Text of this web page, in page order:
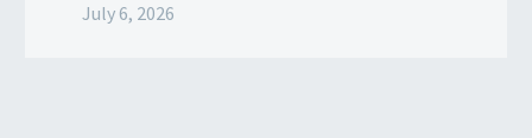
July 6, 2026